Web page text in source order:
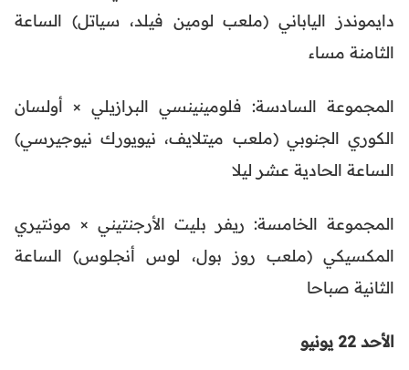
دايموندز الياباني (ملعب لومين فيلد، سياتل) الساعة
الثامنة مساء
المجموعة السادسة: فلومينينسي البرازيلي × أولسان
الكوري الجنوبي (ملعب ميتلايف، نيويورك نيوجيرسي)
الساعة الحادية عشر ليلا
المجموعة الخامسة: ريفر بليت الأرجنتيني × مونتيري
المكسيكي (ملعب روز بول، لوس أنجلوس) الساعة
الثانية صباحا
الأحد 22 يونيو